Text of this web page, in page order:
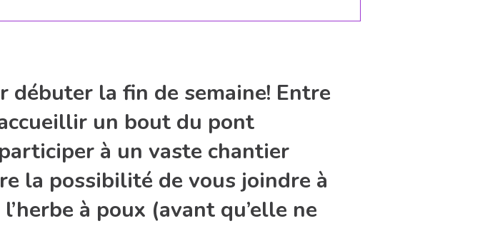
débuter la fin de semaine! Entre
un bout du pont
à un vaste chantier
la possibilité de vous joindre à
à poux (avant qu’elle ne